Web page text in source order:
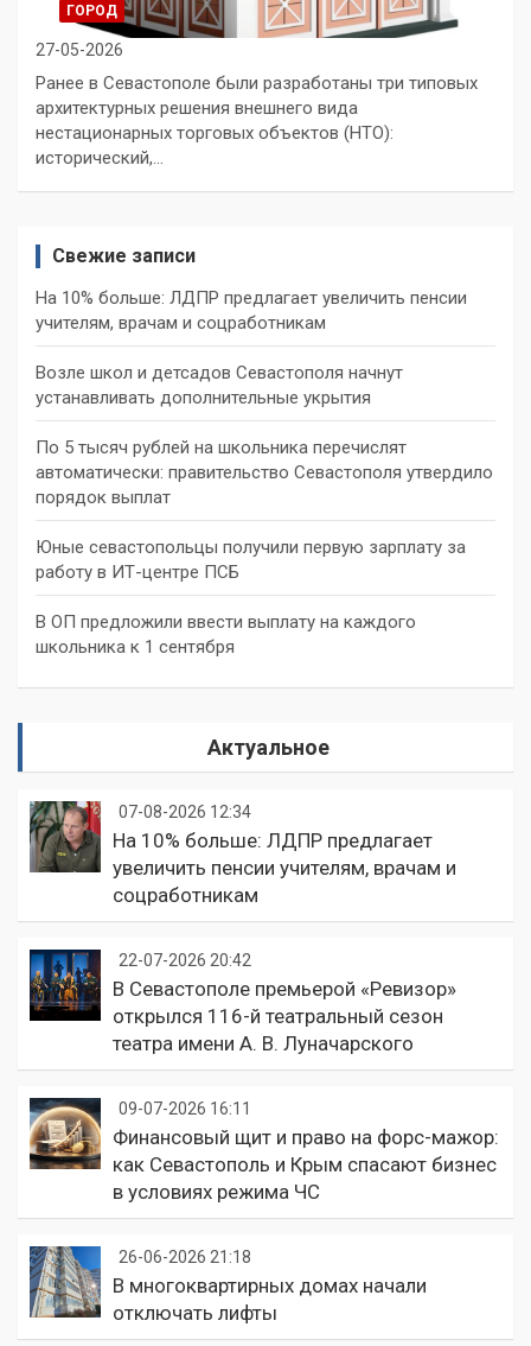
ГОРОД
27-05-2026
Ранее в Севастополе были разработаны три типовых
архитектурных решения внешнего вида
нестационарных торговых объектов (НТО):
исторический,…
Свежие записи
На 10% больше: ЛДПР предлагает увеличить пенсии
учителям, врачам и соцработникам
Возле школ и детсадов Севастополя начнут
устанавливать дополнительные укрытия
По 5 тысяч рублей на школьника перечислят
автоматически: правительство Севастополя утвердило
порядок выплат
Юные севастопольцы получили первую зарплату за
работу в ИТ-центре ПСБ
В ОП предложили ввести выплату на каждого
школьника к 1 сентября
Актуальное
07-08-2026 12:34
На 10% больше: ЛДПР предлагает
увеличить пенсии учителям, врачам и
соцработникам
22-07-2026 20:42
В Севастополе премьерой «Ревизор»
открылся 116-й театральный сезон
театра имени А. В. Луначарского
09-07-2026 16:11
Финансовый щит и право на форс-мажор:
как Севастополь и Крым спасают бизнес
в условиях режима ЧС
26-06-2026 21:18
В многоквартирных домах начали
отключать лифты